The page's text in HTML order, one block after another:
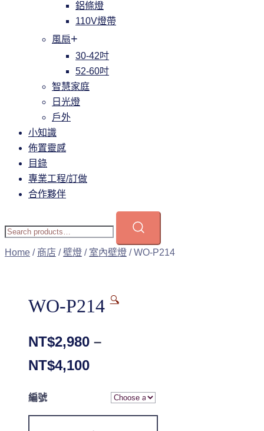
鋁條燈
110V燈帶
風扇
30-42吋
52-60吋
智慧家庭
日光燈
戶外
小知識
佈置靈感
目錄
專業工程/訂做
合作夥伴
Home / 商店 /壁燈 / 室內壁燈 / WO-P214
🔍
WO-P214
NT$2,980 –
NT$4,100
編號